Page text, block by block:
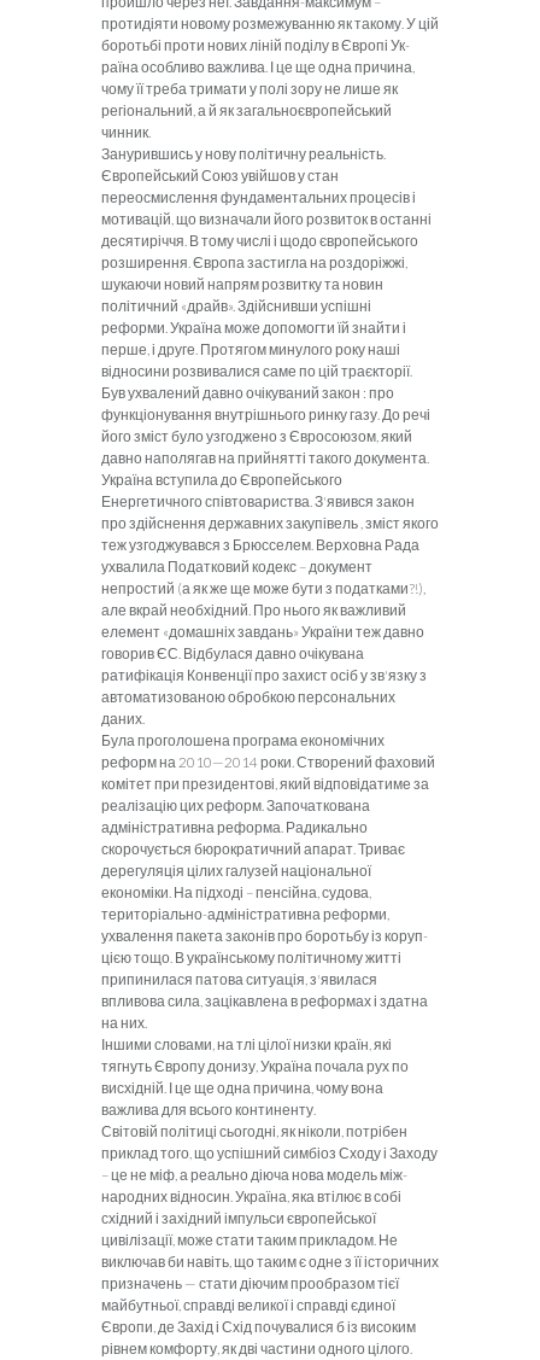
протидіяти новому розмежу­ванню як такому. У цій
боротьбі про­ти нових ліній поділу в Європі Ук­
раїна особливо важлива. І це ще одна причина,
чому її треба тримати у полі зору не лише як
регіональний, а й як загальноєвропейський
чинник.
Занурившись у нову політичну реальність.
Європейський Союз увійшов у стан
переосмислення фундаменталь­них процесів і
мотивацій, що визначали його розвиток в останні
десятиріч­чя. В тому числі і щодо європейсько­го
розширення. Європа застигла на роздоріжжі,
шукаючи новий напрям розвитку та новин
політичний «драйв». Здійснивши успішні
реформи. Україна може допомогти їй знайти і
перше, і друге. Протягом минулого року наші
відносини розвивалися саме по цій траєкторії.
Був ухвалений давно очікуваний закон : про
функціонування внутріш­нього ринку газу. До речі
його зміст було узгоджено з Євросоюзом, який
давно наполягав на прийнятті такого документа.
Україна вступила до Європейського
Енергетичного співтовариства. З'явився закон
про здійснення державних закупівель , зміст якого
теж узгоджувався з Брюсселем. Верховна Рада
ухвалила Податковий кодекс – документ
непростий (а як же ще може бути з податками?!),
але вкрай необхідний. Про нього як важливий
елемент «домашніх завдань» України теж дав­но
говорив ЄС. Відбулася давно очіку­вана
ратифікація Конвенції про захист осіб у зв'язку з
автоматизованою об­робкою персональних
даних.
Була проголошена програма еко­номічних
реформ на 2010—2014 роки. Створений фаховий
комітет при пре­зидентові, який відповідатиме за
реа­лізацію цих реформ. Започаткована
адміністративна реформа. Радикально
скорочується бюрократичний апарат. Триває
дерегуляція цілих галузей на­ціональної
економіки. На підході – пенсійна, судова,
територіально-ад­міністративна реформи,
ухвалення па­кета законів про боротьбу із коруп­
цією тощо. В українському політич­ному житті
припинилася патова ситу­ація, з'явилася
впливова сила, зацікав­лена в реформах і здатна
на них.
Іншими словами, на тлі цілої низ­ки країн, які
тягнуть Європу донизу, Україна почала рух по
висхідній. І це ще одна причина, чому вона
важлива для всього континенту.
Світовій політиці сьогодні, як ні­коли, потрібен
приклад того, що успіш­ний симбіоз Сходу і Заходу
– це не міф, а реально діюча нова модель між­
народних відносин. Україна, яка втілює в собі
східний і західний імпульси єв­ропейської
цивілізації, може стати та­ким прикладом. Не
виключав би на­віть, що таким є одне з її історичних
призначень — стати діючим прообра­зом тієї
майбутньої, справді великої і справді єдиної
Європи, де Захід і Схід почувалися б із високим
рівнем ком­форту, як дві частини одного цілого.